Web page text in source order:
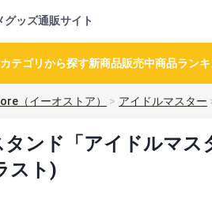
グッズ通販サイト
カテゴリから探す新商品販売中商品ラン
（イーオストア） アイドルマスター
ンド「アイドルマ
スト)